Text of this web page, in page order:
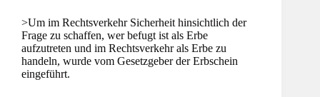
>Um im Rechtsverkehr Sicherheit hinsichtlich der
Frage zu schaffen, wer befugt ist als Erbe
aufzutreten und im Rechtsverkehr als Erbe zu
handeln, wurde vom Gesetzgeber der Erbschein
eingeführt.